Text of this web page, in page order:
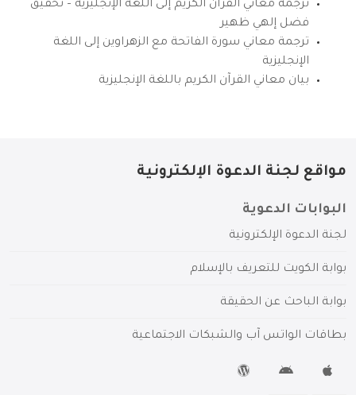
ترجمة معاني القرآن الكريم إلى اللغة الإنجليزية – تحقيق
فضل إلهي ظهير
ترجمة معاني سورة الفاتحة مع الزهراوين إلى اللغة
الإنجليزية
بيان معاني القرآن الكريم باللغة الإنجليزية
مواقع لجنة الدعوة الإلكترونية
البوابات الدعوية
لجنة الدعوة الإلكترونية
بوابة الكويت للتعريف بالإسلام
بوابة الباحث عن الحقيقة
بطاقات الواتس آب والشبكات الاجتماعية